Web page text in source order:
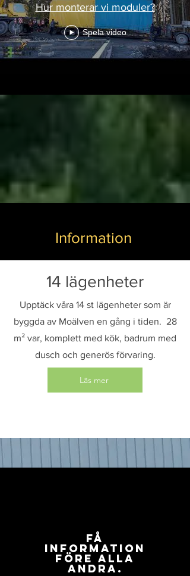
Hur monterar vi moduler?
Spela video
Information
14 lägenheter
Upptäck våra 14 st lägenheter som är
byggda av Moälven en gång i tiden. 28
m² var, komplett med kök, badrum med
dusch och generös förvaring.
Läs mer
Få
information
före alla
andra.